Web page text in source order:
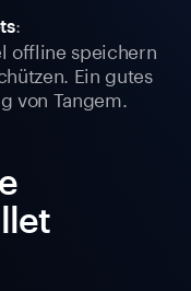
:
offline speichern
Ein gutes
von Tangem.